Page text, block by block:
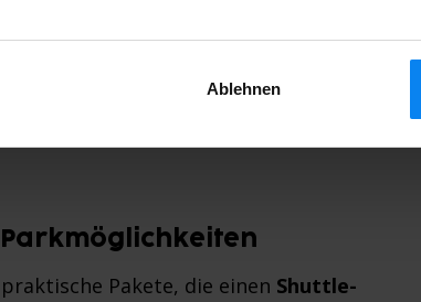
Ablehnen
Zimmer
Parkmöglichkeiten
Pakete, die einen Shuttle-